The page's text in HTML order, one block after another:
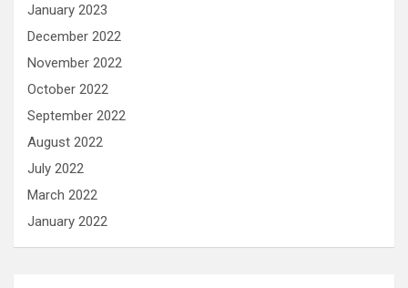
January 2023
December 2022
November 2022
October 2022
September 2022
August 2022
July 2022
March 2022
January 2022